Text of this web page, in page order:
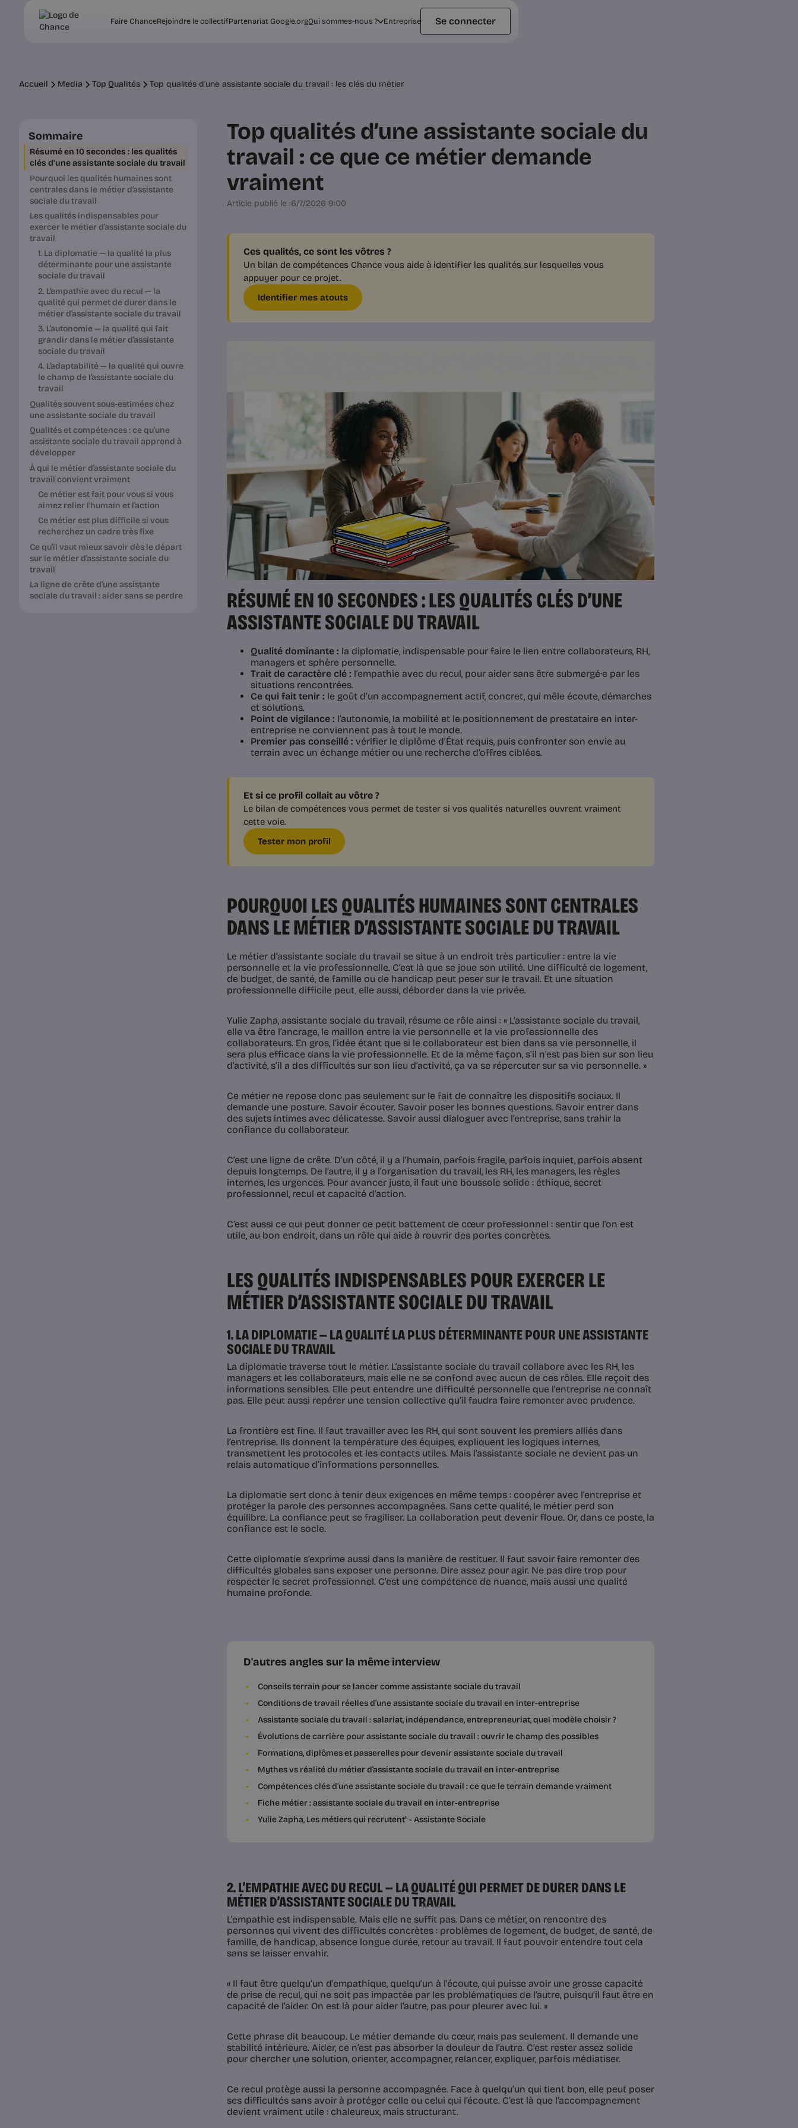
Faire ChanceRejoindre le collectifPartenariat Google.orgQui sommes-nous ? Entreprise Se connecter
Accueil Media Top Qualités Top qualités d’une assistante sociale du travail : les clés du métier
Sommaire
Résumé en 10 secondes : les qualités
clés d’une assistante sociale du travail
Pourquoi les qualités humaines sont
centrales dans le métier d’assistante
sociale du travail
Les qualités indispensables pour
exercer le métier d’assistante sociale du
travail
1. La diplomatie — la qualité la plus
déterminante pour une assistante
sociale du travail
2. L’empathie avec du recul — la
qualité qui permet de durer dans le
métier d’assistante sociale du travail
3. L’autonomie — la qualité qui fait
grandir dans le métier d’assistante
sociale du travail
4. L’adaptabilité — la qualité qui ouvre
le champ de l’assistante sociale du
travail
Qualités souvent sous-estimées chez
une assistante sociale du travail
Qualités et compétences : ce qu’une
assistante sociale du travail apprend à
développer
À qui le métier d’assistante sociale du
travail convient vraiment
Ce métier est fait pour vous si vous
aimez relier l’humain et l’action
Ce métier est plus difficile si vous
recherchez un cadre très fixe
Ce qu’il vaut mieux savoir dès le départ
sur le métier d’assistante sociale du
travail
La ligne de crête d’une assistante
sociale du travail : aider sans se perdre
Top qualités d’une assistante sociale du
travail : ce que ce métier demande
vraiment
Article publié le :6/7/2026 9:00
Ces qualités, ce sont les vôtres ?
Un bilan de compétences Chance vous aide à identifier les qualités sur lesquelles vous
appuyer pour ce projet.
Identifier mes atouts
RÉSUMÉ EN 10 SECONDES : LES QUALITÉS CLÉS D’UNE
ASSISTANTE SOCIALE DU TRAVAIL
Qualité dominante : la diplomatie, indispensable pour faire le lien entre collaborateurs, RH,
managers et sphère personnelle.
Trait de caractère clé : l’empathie avec du recul, pour aider sans être submergé·e par les
situations rencontrées.
Ce qui fait tenir : le goût d’un accompagnement actif, concret, qui mêle écoute, démarches
et solutions.
Point de vigilance : l’autonomie, la mobilité et le positionnement de prestataire en inter-
entreprise ne conviennent pas à tout le monde.
Premier pas conseillé : vérifier le diplôme d’État requis, puis confronter son envie au
terrain avec un échange métier ou une recherche d’offres ciblées.
Et si ce profil collait au vôtre ?
Le bilan de compétences vous permet de tester si vos qualités naturelles ouvrent vraiment
cette voie.
Tester mon profil
POURQUOI LES QUALITÉS HUMAINES SONT CENTRALES
DANS LE MÉTIER D’ASSISTANTE SOCIALE DU TRAVAIL
Le métier d’assistante sociale du travail se situe à un endroit très particulier : entre la vie
personnelle et la vie professionnelle. C’est là que se joue son utilité. Une difficulté de logement,
de budget, de santé, de famille ou de handicap peut peser sur le travail. Et une situation
professionnelle difficile peut, elle aussi, déborder dans la vie privée.
Yulie Zapha, assistante sociale du travail, résume ce rôle ainsi : « L’assistante sociale du travail,
elle va être l’ancrage, le maillon entre la vie personnelle et la vie professionnelle des
collaborateurs. En gros, l’idée étant que si le collaborateur est bien dans sa vie personnelle, il
sera plus efficace dans la vie professionnelle. Et de la même façon, s’il n’est pas bien sur son lieu
d’activité, s’il a des difficultés sur son lieu d’activité, ça va se répercuter sur sa vie personnelle. »
Ce métier ne repose donc pas seulement sur le fait de connaître les dispositifs sociaux. Il
demande une posture. Savoir écouter. Savoir poser les bonnes questions. Savoir entrer dans
des sujets intimes avec délicatesse. Savoir aussi dialoguer avec l’entreprise, sans trahir la
confiance du collaborateur.
C’est une ligne de crête. D’un côté, il y a l’humain, parfois fragile, parfois inquiet, parfois absent
depuis longtemps. De l’autre, il y a l’organisation du travail, les RH, les managers, les règles
internes, les urgences. Pour avancer juste, il faut une boussole solide : éthique, secret
professionnel, recul et capacité d’action.
C’est aussi ce qui peut donner ce petit battement de cœur professionnel : sentir que l’on est
utile, au bon endroit, dans un rôle qui aide à rouvrir des portes concrètes.
LES QUALITÉS INDISPENSABLES POUR EXERCER LE
MÉTIER D’ASSISTANTE SOCIALE DU TRAVAIL
1. LA DIPLOMATIE — LA QUALITÉ LA PLUS DÉTERMINANTE POUR UNE ASSISTANTE
SOCIALE DU TRAVAIL
La diplomatie traverse tout le métier. L’assistante sociale du travail collabore avec les RH, les
managers et les collaborateurs, mais elle ne se confond avec aucun de ces rôles. Elle reçoit des
informations sensibles. Elle peut entendre une difficulté personnelle que l’entreprise ne connaît
pas. Elle peut aussi repérer une tension collective qu’il faudra faire remonter avec prudence.
La frontière est fine. Il faut travailler avec les RH, qui sont souvent les premiers alliés dans
l’entreprise. Ils donnent la température des équipes, expliquent les logiques internes,
transmettent les protocoles et les contacts utiles. Mais l’assistante sociale ne devient pas un
relais automatique d’informations personnelles.
La diplomatie sert donc à tenir deux exigences en même temps : coopérer avec l’entreprise et
protéger la parole des personnes accompagnées. Sans cette qualité, le métier perd son
équilibre. La confiance peut se fragiliser. La collaboration peut devenir floue. Or, dans ce poste, la
confiance est le socle.
Cette diplomatie s’exprime aussi dans la manière de restituer. Il faut savoir faire remonter des
difficultés globales sans exposer une personne. Dire assez pour agir. Ne pas dire trop pour
respecter le secret professionnel. C’est une compétence de nuance, mais aussi une qualité
humaine profonde.
D'autres angles sur la même interview
Conseils terrain pour se lancer comme assistante sociale du travail
Conditions de travail réelles d’une assistante sociale du travail en inter-entreprise
Assistante sociale du travail : salariat, indépendance, entrepreneuriat, quel modèle choisir ?
Évolutions de carrière pour assistante sociale du travail : ouvrir le champ des possibles
Formations, diplômes et passerelles pour devenir assistante sociale du travail
Mythes vs réalité du métier d’assistante sociale du travail en inter-entreprise
Compétences clés d’une assistante sociale du travail : ce que le terrain demande vraiment
Fiche métier : assistante sociale du travail en inter-entreprise
Yulie Zapha, Les métiers qui recrutent" - Assistante Sociale
2. L’EMPATHIE AVEC DU RECUL — LA QUALITÉ QUI PERMET DE DURER DANS LE
MÉTIER D’ASSISTANTE SOCIALE DU TRAVAIL
L’empathie est indispensable. Mais elle ne suffit pas. Dans ce métier, on rencontre des
personnes qui vivent des difficultés concrètes : problèmes de logement, de budget, de santé, de
famille, de handicap, absence longue durée, retour au travail. Il faut pouvoir entendre tout cela
sans se laisser envahir.
« Il faut être quelqu’un d’empathique, quelqu’un à l’écoute, qui puisse avoir une grosse capacité
de prise de recul, qui ne soit pas impactée par les problématiques de l’autre, puisqu’il faut être en
capacité de l’aider. On est là pour aider l’autre, pas pour pleurer avec lui. »
Cette phrase dit beaucoup. Le métier demande du cœur, mais pas seulement. Il demande une
stabilité intérieure. Aider, ce n’est pas absorber la douleur de l’autre. C’est rester assez solide
pour chercher une solution, orienter, accompagner, relancer, expliquer, parfois médiatiser.
Ce recul protège aussi la personne accompagnée. Face à quelqu’un qui tient bon, elle peut poser
ses difficultés sans avoir à protéger celle ou celui qui l’écoute. C’est là que l’accompagnement
devient vraiment utile : chaleureux, mais structurant.